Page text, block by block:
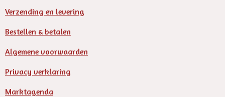
Verzending en levering
Bestellen & betalen
Algemene voorwaarden
Privacy verklaring
Marktagenda